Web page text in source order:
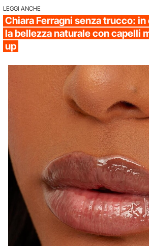
LEGGI ANCHE
Chiara Ferragni senza trucco:
la bellezza naturale con capelli
up